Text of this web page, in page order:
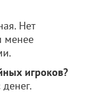
Нет
менее
игроков?